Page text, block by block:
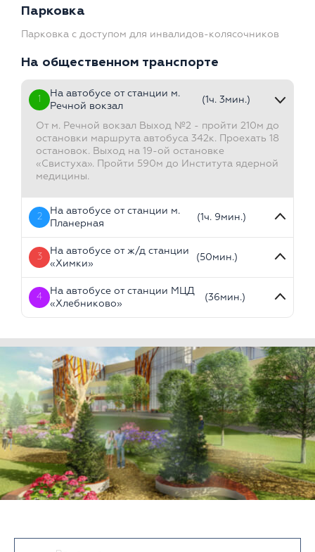
Парковка
Парковка с доступом для инвалидов-колясочников
На общественном транспорте
1
На автобусе от станции м.
Речной вокзал
(1ч. 3мин.)
От м. Речной вокзал Выход №2 - пройти 210м до
остановки маршрута автобуса 342к. Проехать 18
остановок. Выход на 19-ой остановке
«Свистуха». Пройти 590м до Института ядерной
медицины.
2
На автобусе от станции м.
Планерная
(1ч. 9мин.)
3
На автобусе от ж/д станции
«Химки»
(50мин.)
4
На автобусе от станции МЦД
«Хлебниково»
(36мин.)